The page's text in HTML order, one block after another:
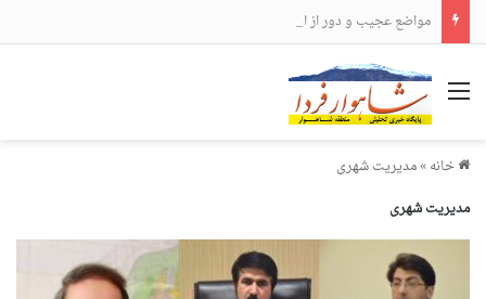
مواضع عجیب و دور از انتظار علی لاریجانی
منو
خانه»مدیریت شهری
مدیریت شهری